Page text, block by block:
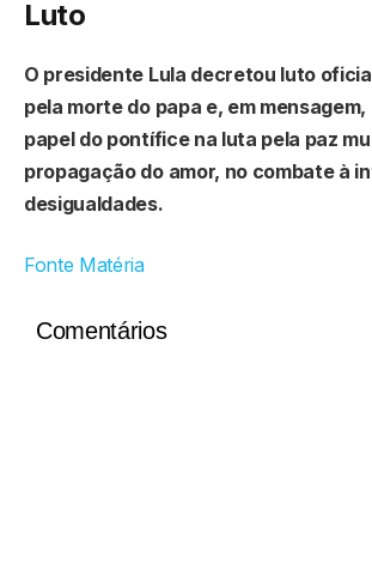
Luto
O presidente Lula decretou luto
pela morte do papa e, em
papel do pontífice na luta pela paz
propagação do amor, no combate à
desigualdades.
Fonte Matéria
Comentários